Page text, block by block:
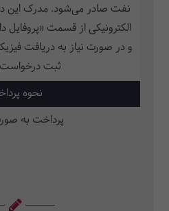
نفت صادر می‌شود. مدرک این
الکترونیکی از قسمت «پروفایل
و در صورت نیاز به دریافت
ثبت‌ درخواست
نحوه
پرداخت به